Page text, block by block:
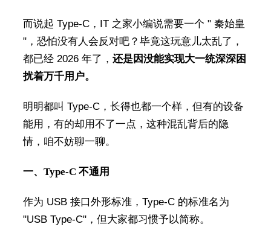
而说起 Type-C，IT 之家小编说需要一个 " 秦始皇
"，恐怕没有人会反对吧？毕竟这玩意儿太乱了，
都已经 2026 年了， 还是因没能实现大一统深深困
扰着万千用户。
明明都叫 Type-C，长得也都一个样，但有的设备
能用，有的却用不了一点，这种混乱背后的隐
情，咱不妨聊一聊。
一、Type-C 不通用
作为 USB 接口外形标准，Type-C 的标准名为
"USB Type-C"，但大家都习惯予以简称。